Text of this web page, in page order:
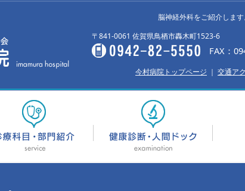
脳神経外科をご紹介しま
〒841-0061 佐賀県鳥栖市轟木町1523-6
FAX：
今村病院トップページ ｜ 交通ア